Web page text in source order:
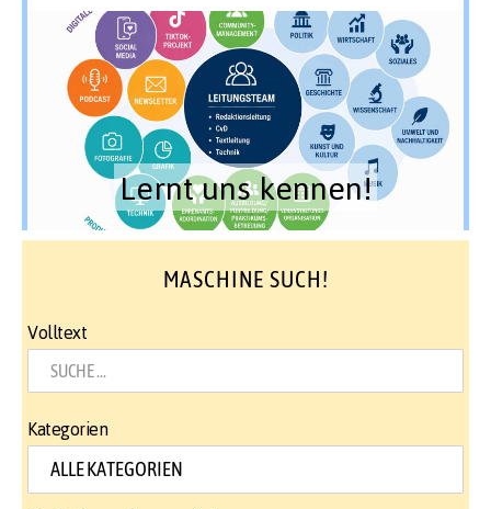
Lernt uns kennen!
MASCHINE SUCH!
Volltext
Kategorien